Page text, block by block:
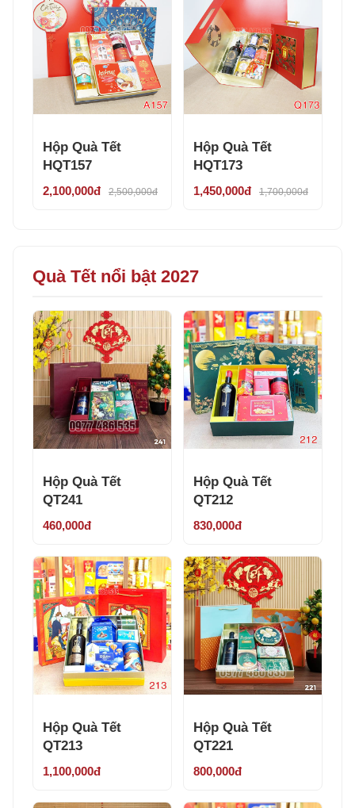
Hộp Quà Tết
HQT157
2,100,000đ 2,500,000đ
Hộp Quà Tết
HQT173
1,450,000đ 1,700,000đ
Quà Tết nổi bật 2027
Hộp Quà Tết
QT241
460,000đ
Hộp Quà Tết
QT212
830,000đ
Hộp Quà Tết
QT213
1,100,000đ
Hộp Quà Tết
QT221
800,000đ